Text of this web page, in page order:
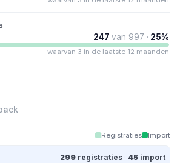
247 van 997 · 25%
waarvan 3 in de laatste 12 maanden
Registraties Import
299 registraties · 45 import